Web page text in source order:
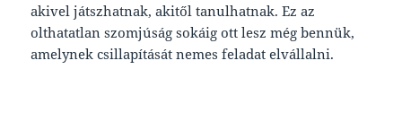
akivel játszhatnak, akitől tanulhatnak. Ez az
olthatatlan szomjúság sokáig ott lesz még bennük,
amelynek csillapítását nemes feladat elvállalni.